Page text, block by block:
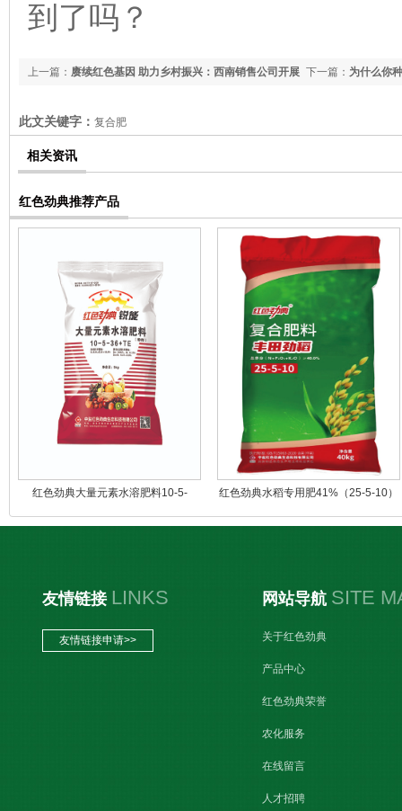
到了吗？
下一篇： 为什么你
上一篇： 赓续红色基因 助力乡村振兴：西南销售公司开展
此文关键字： 复合肥
相关资讯
红色劲典推荐产品
红色劲典大量元素水溶肥料10-5-
红色劲典水稻专用肥41%（25-5-10）
友情链接 LINKS
友情链接申请>>
网站导航 SITE
关于红色劲典
产品中心
红色劲典荣誉
农化服务
在线留言
人才招聘